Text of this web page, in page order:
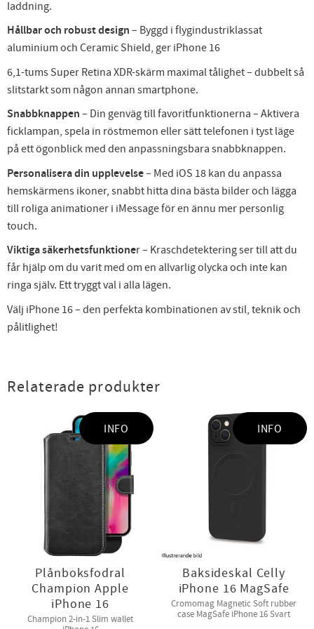
laddning.
Hållbar och robust design – Byggd i flygindustriklassat
aluminium och Ceramic Shield, ger iPhone 16
6,1-tums Super Retina XDR-skärm maximal tålighet – dubbelt så
slitstarkt som någon annan smartphone.
Snabbknappen – Din genväg till favoritfunktionerna – Aktivera
ficklampan, spela in röstmemon eller sätt telefonen i tyst läge
på ett ögonblick med den anpassningsbara snabbknappen.
Personalisera din upplevelse– Med iOS 18 kan du anpassa
hemskärmens ikoner, snabbt hitta dina bästa bilder och lägga
till roliga animationer i iMessage för en ännu mer personlig
touch.
Viktiga säkerhetsfunktioner – Kraschdetektering ser till att du
får hjälp om du varit med om en allvarlig olycka och inte kan
ringa själv. Ett tryggt val i alla lägen.
Välj iPhone 16 – den perfekta kombinationen av stil, teknik och
pålitlighet!
Relaterade produkter
Plånboksfodral
Champion Apple
iPhone 16
Champion 2-in-1 Slim wallet
INFO
Baksideskal Celly
iPhone 16 MagSafe
Cromomag Magnetic Soft rubber
case MagSafe iPhone 16 Svart
INFO